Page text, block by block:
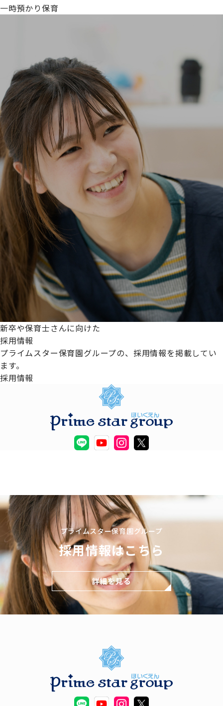
一時預かり保育
新卒や保育士さんに向けた
採用情報
プライムスター保育園グループの、採用情報を掲載してい
ます。
採用情報
プライムスター保育園グループ
採用情報はこちら
詳細を見る